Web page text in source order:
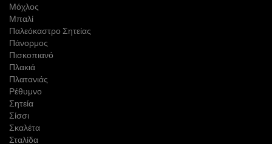
Μόχλος
Μπαλί
Παλεόκαστρο Σητείας
Πάνορμος
Πισκοπιανό
Πλακιά
Πλατανιάς
Ρέθυμνο
Σητεία
Σίσσι
Σκαλέτα
Σταλίδα